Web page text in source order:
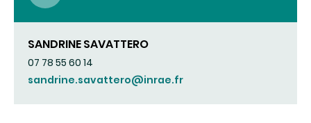
SANDRINE SAVATTERO
07 78 55 60 14
sandrine.savattero@inrae.fr